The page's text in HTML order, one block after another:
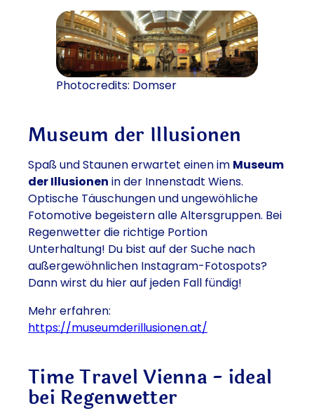
Photocredits: Domser
Museum der Illusionen
Spaß und Staunen erwartet einen im Museum
der Illusionen in der Innenstadt Wiens.
Optische Täuschungen und ungewöhliche
Fotomotive begeistern alle Altersgruppen. Bei
Regenwetter die richtige Portion
Unterhaltung! Du bist auf der Suche nach
außergewöhnlichen Instagram-Fotospots?
Dann wirst du hier auf jeden Fall fündig!
Mehr erfahren:
https://museumderillusionen.at/
Time Travel Vienna - ideal
bei Regenwetter